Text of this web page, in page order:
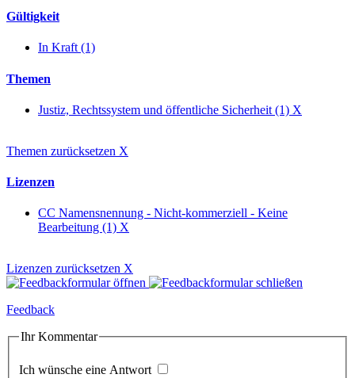
Gültigkeit
In Kraft (1)
Themen
Justiz, Rechtssystem und öffentliche Sicherheit (1) X
Themen zurücksetzen X
Lizenzen
CC Namensnennung - Nicht-kommerziell - Keine
Bearbeitung (1) X
Lizenzen zurücksetzen X
Feedback
Ihr Kommentar
Ich wünsche eine Antwort